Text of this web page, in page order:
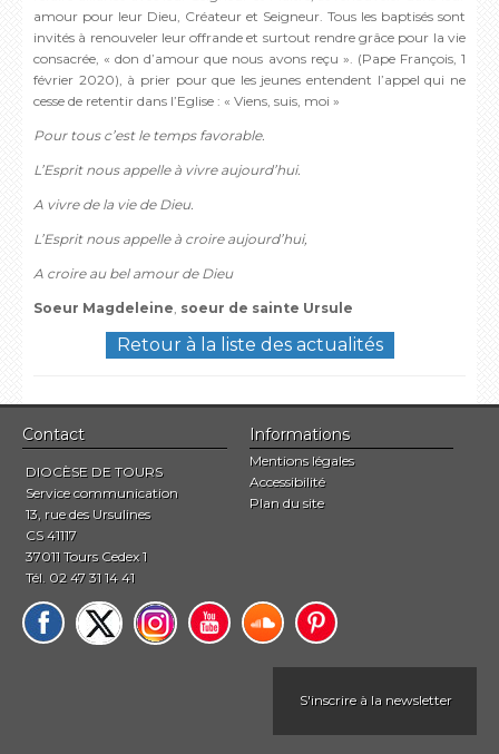
amour pour leur Dieu, Créateur et Seigneur. Tous les baptisés sont
invités à renouveler leur offrande et surtout rendre grâce pour la vie
consacrée, « don d’amour que nous avons reçu ». (Pape François, 1
février 2020), à prier pour que les jeunes entendent l’appel qui ne
cesse de retentir dans l’Eglise : « Viens, suis, moi »
Pour tous c’est le temps favorable.
L’Esprit nous appelle à vivre aujourd’hui.
A vivre de la vie de Dieu.
L’Esprit nous appelle à croire aujourd’hui,
A croire au bel amour de Dieu
Soeur Magdeleine, soeur de sainte Ursule
Retour à la liste des actualités
Contact
DIOCÈSE DE TOURS
Service communication
13, rue des Ursulines
CS 41117
37011 Tours Cedex 1
Tél. 02 47 31 14 41
Informations
Mentions légales
Accessibilité
Plan du site
S'inscrire à la newsletter